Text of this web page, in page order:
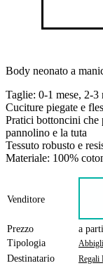
Body neonato a
Taglie: 0-1 mese, 2-3
Cuciture piegate e
Pratici bottoncini che
pannolino e la tuta
Tessuto robusto e
Materiale: 100%
Venditore
Prezzo
a
Tipologia
Destinatario Regali